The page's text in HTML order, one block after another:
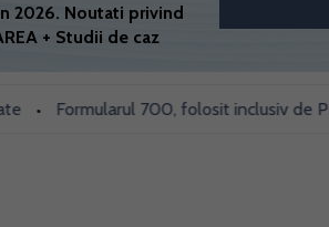
2026. Noutati privind
+ Studii de caz
Formularul 700, folosit inclusiv de PFA-uri!